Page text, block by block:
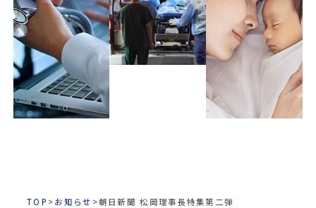
TOP >お知らせ >朝日新聞 松岡理事長特集第二弾